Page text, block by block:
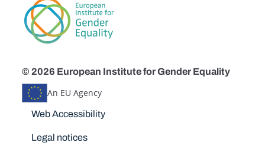
© 2026 European Institute for Gender Equality
An EU Agency
Disclaimers
Web Accessibility
Legal notices